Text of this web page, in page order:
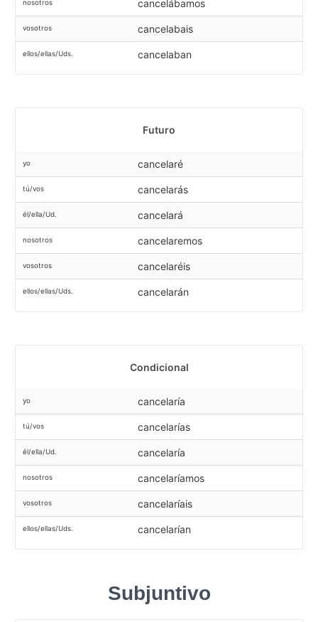
nosotros cancelábamos
vosotros cancelabais
ellos/ellas/Uds. cancelaban
Futuro
yo cancelaré
tú/vos cancelarás
él/ella/Ud. cancelará
nosotros cancelaremos
vosotros cancelaréis
ellos/ellas/Uds. cancelarán
Condicional
yo cancelaría
tú/vos cancelarías
él/ella/Ud. cancelaría
nosotros cancelaríamos
vosotros cancelaríais
ellos/ellas/Uds. cancelarían
Subjuntivo